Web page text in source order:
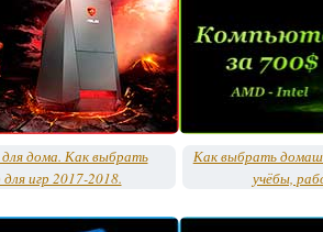
дома. Как выбрать
игр 2017-2018.
Как выбрать
учёбы,